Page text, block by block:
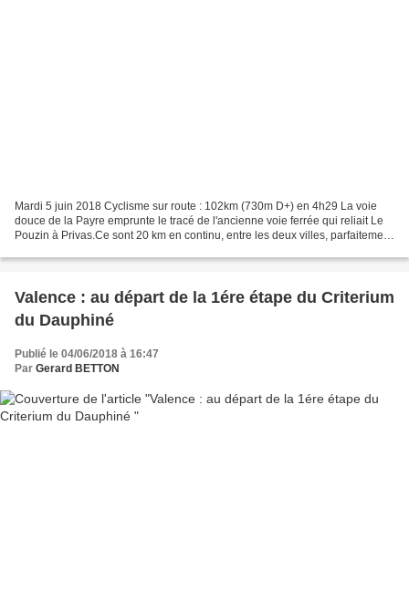
Mardi 5 juin 2018 Cyclisme sur route : 102km (730m D+) en 4h29 La voie
douce de la Payre emprunte le tracé de l'ancienne voie ferrée qui reliait Le
Pouzin à Privas.Ce sont 20 km en continu, entre les deux villes, parfaitement
Valence : au départ de la 1ére étape du Criterium
du Dauphiné
Publié le 04/06/2018 à 16:47
Par Gerard BETTON